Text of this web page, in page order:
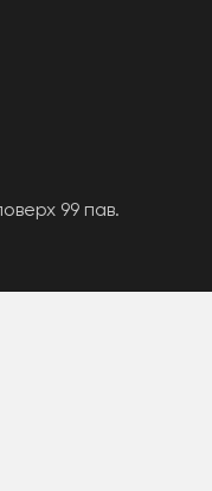
99 пав.